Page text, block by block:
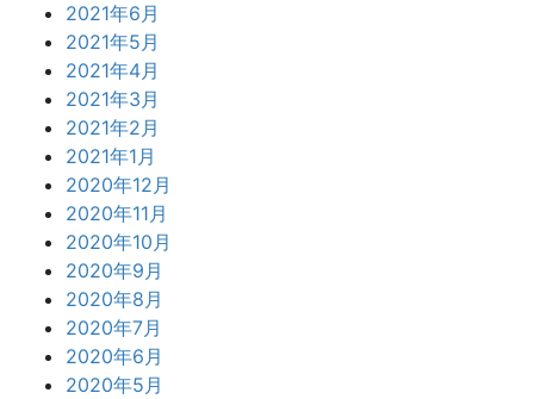
2021年6月
2021年5月
2021年4月
2021年3月
2021年2月
2021年1月
2020年12月
2020年11月
2020年10月
2020年9月
2020年8月
2020年7月
2020年6月
2020年5月